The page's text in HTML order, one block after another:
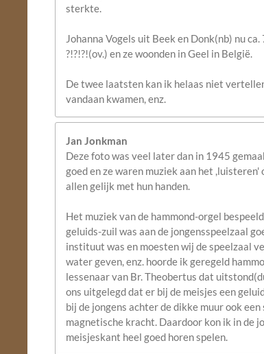
sterkte.
Johanna Vogels uit Beek en Donk(nb) nu
?!?!?!(ov.) en ze woonden in Geel in België.
De twee laatsten kan ik helaas niet
vandaan kwamen, enz.
Jan Jonkman
Deze foto was veel later dan in 1945
goed en ze waren muziek aan het ,luisteren'
allen gelijk met hun handen.
Het muziek van de hammond-orgel
geluids-zuil was aan de jongensspeelzaal
instituut was en moesten wij de speelzaal
water geven, enz. hoorde ik geregeld
lessenaar van Br. Theobertus dat
ons uitgelegd dat er bij de meisjes een
bij de jongens achter de dikke muur ook
magnetische kracht. Daardoor kon ik in de
meisjeskant heel goed horen spelen.